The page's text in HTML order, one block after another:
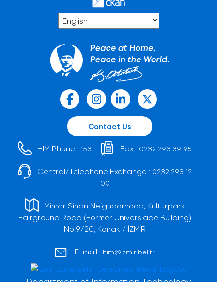
Contact Us
HIM Phone : 153 Fax : 0232 293 39 95
Central/Telephone Exchange : 0232 293 12
00
Mimar Sinan Neighborhood, Kültürpark
Fairground Road (Former Universiade Building)
No:9/20, Konak / İZMİR
E-mail : him@izmir.bel.tr